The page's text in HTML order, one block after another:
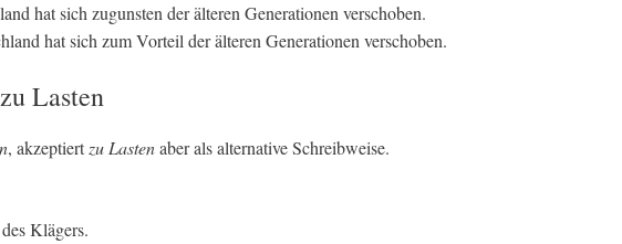
hat sich zugunsten der älteren Generationen verschoben.
hat sich zum Vorteil der älteren Generationen verschoben.
Lasten
, akzeptiertzu Lastenaber als alternative Schreibweise.
des Klägers.